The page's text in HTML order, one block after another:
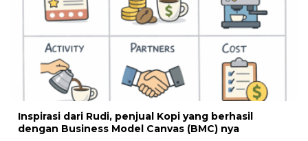
Inspirasi dari Rudi, penjual Kopi yang berhasil
dengan Business Model Canvas (BMC) nya